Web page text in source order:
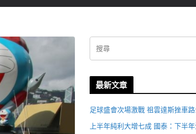
最新文章
足球盛會次場激戰 祖雲達斯挫車
上半年純利大增七成 國泰：下半